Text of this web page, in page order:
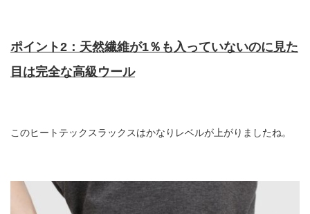
ポイント2：天然繊維が1％も入っていないのに見た
目は完全な高級ウール
このヒートテックスラックスはかなりレベルが上がりましたね。